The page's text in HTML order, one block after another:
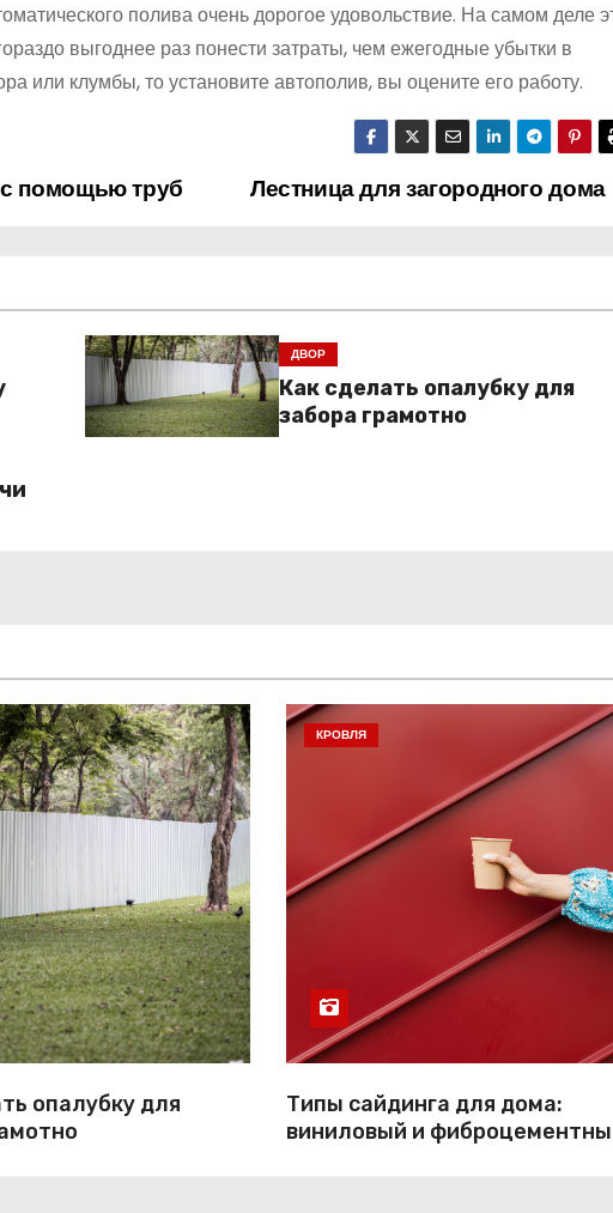
полива очень дорогое удовольствие. На самом деле
выгоднее раз понести затраты, чем ежегодные убытки в
или клумбы, то установите автополив, вы оцените его работу.
Лестница для загородного дома
с помощью труб
ДВОР
Как сделать опалубку для
забора грамотно
опалубку для
КРОВЛЯ
Типы сайдинга для дома:
виниловый и